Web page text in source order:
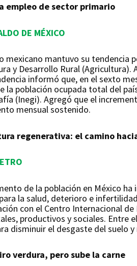
empleo de sector primario
DE MÉXICO
mexicano mantuvo su tendencia
y Desarrollo Rural (Agricultura).
informó que, en el sexto
la población ocupada total del
(Inegi). Agregó que el
mensual sostenido.
regenerativa: el camino
de la población en México
la salud, deterioro e
con el Centro Internacional
productivos y sociales. Entre
disminuir el desgaste del suelo
verdura, pero sube la carne